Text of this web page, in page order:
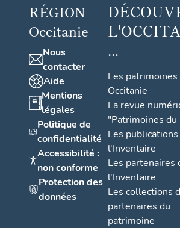
RÉGION
Occitanie
Nous
contacter
Aide
Mentions
légales
Politique de
confidentialité
Accessibilité :
non conforme
Protection des
données
...
Les patrimoines
Occitanie
La revue
"Patrimoines du
Les publications
l'Inventaire
Les partenaires
l'Inventaire
Les collections
partenaires du
patrimoine